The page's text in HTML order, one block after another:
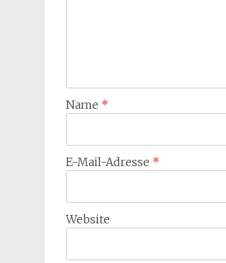
Name *
E-Mail-Adresse *
Website